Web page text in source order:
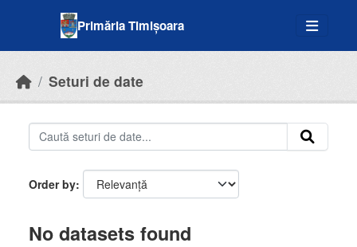
Primăria Timișoara
Seturi de date
Order by
No datasets found